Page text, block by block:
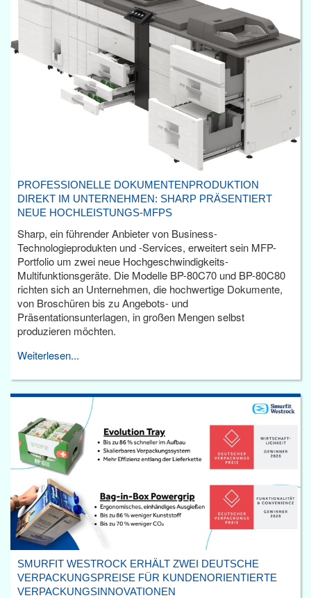
PROFESSIONELLE DOKUMENTENPRODUKTION
DIREKT IM UNTERNEHMEN: SHARP PRÄSENTIERT
NEUE HOCHLEISTUNGS-MFPS
Sharp, ein führender Anbieter von Business-
Technologieprodukten und -Services, erweitert sein MFP-
Portfolio um zwei neue Hochgeschwindigkeits-
Multifunktionsgeräte. Die Modelle BP-80C70 und BP-80C80
richten sich an Unternehmen, die hochwertige Dokumente,
von Broschüren bis zu Angebots- und
Präsentationsunterlagen, in großen Mengen selbst
produzieren möchten.
Weiterlesen...
SMURFIT WESTROCK ERHÄLT ZWEI DEUTSCHE
VERPACKUNGSPREISE FÜR KUNDENORIENTIERTE
VERPACKUNGSINNOVATIONEN